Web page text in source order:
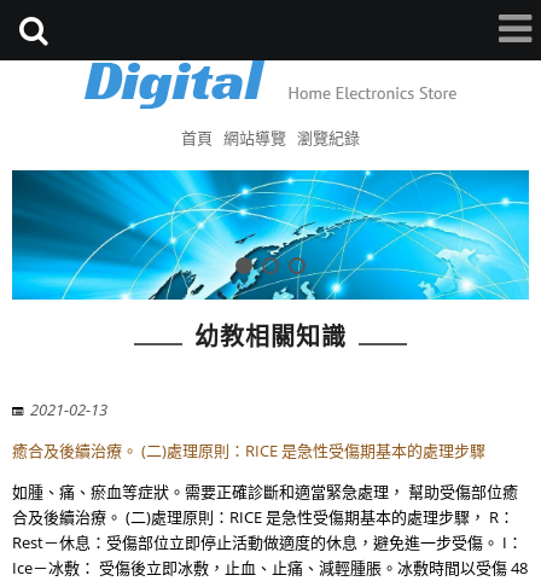
首頁 網站導覽 瀏覽紀錄
幼教相關知識
2021-02-13
癒合及後續治療。 (二)處理原則：RICE 是急性受傷期基本的處理步驟
如腫、痛、瘀血等症狀。需要正確診斷和適當緊急處理， 幫助受傷部位癒
合及後續治療。 (二)處理原則：RICE 是急性受傷期基本的處理步驟， R：
Rest－休息：受傷部位立即停止活動做適度的休息，避免進一步受傷。 I：
Ice－冰敷： 受傷後立即冰敷，止血、止痛、減輕腫脹。冰敷時間以受傷 48